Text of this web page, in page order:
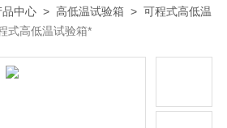
品中心 >高低温试验箱 >可程式高低温
式高低温试验箱*